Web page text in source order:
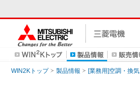
WIN2Kトップ 製品情報 [業務用]空調・換気